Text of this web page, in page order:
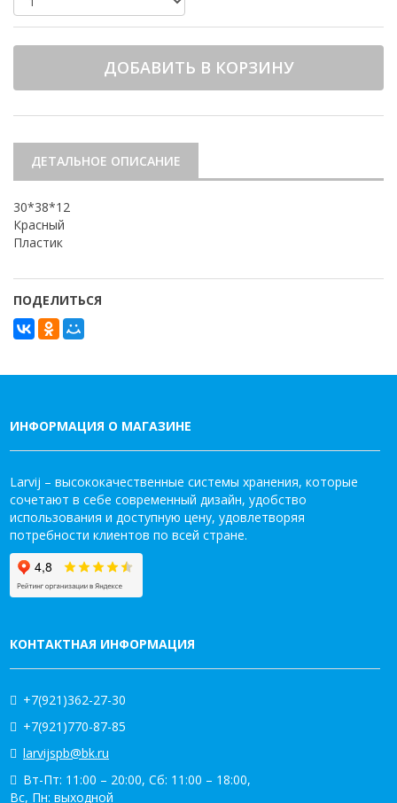
ДОБАВИТЬ В КОРЗИНУ
ДЕТАЛЬНОЕ ОПИСАНИЕ
30*38*12
Красный
Пластик
ПОДЕЛИТЬСЯ
ИНФОРМАЦИЯ О МАГАЗИНЕ
Larvij – высококачественные системы хранения, которые
сочетают в себе современный дизайн, удобство
использования и доступную цену, удовлетворяя
потребности клиентов по всей стране.
КОНТАКТНАЯ ИНФОРМАЦИЯ
+7(921)362-27-30
+7(921)770-87-85
larvijspb@bk.ru
Вт-Пт: 11:00 – 20:00, Сб: 11:00 – 18:00,
Вс, Пн: выходной